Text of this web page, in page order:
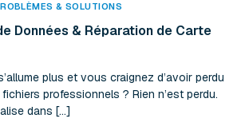
& SOLUTIONS
Données & Réparation de Carte
plus et vous craignez d’avoir perdu
professionnels ? Rien n’est perdu.
dans […]